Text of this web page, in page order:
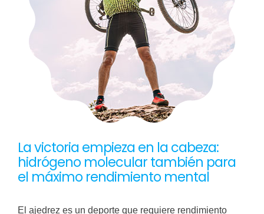
La victoria empieza en la cabeza:
hidrógeno molecular también para
el máximo rendimiento mental
El ajedrez es un deporte que requiere rendimiento